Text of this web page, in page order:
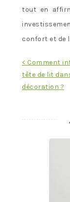
tout en
confort et de
Navigation
< Comment
tête de lit
décoration ?